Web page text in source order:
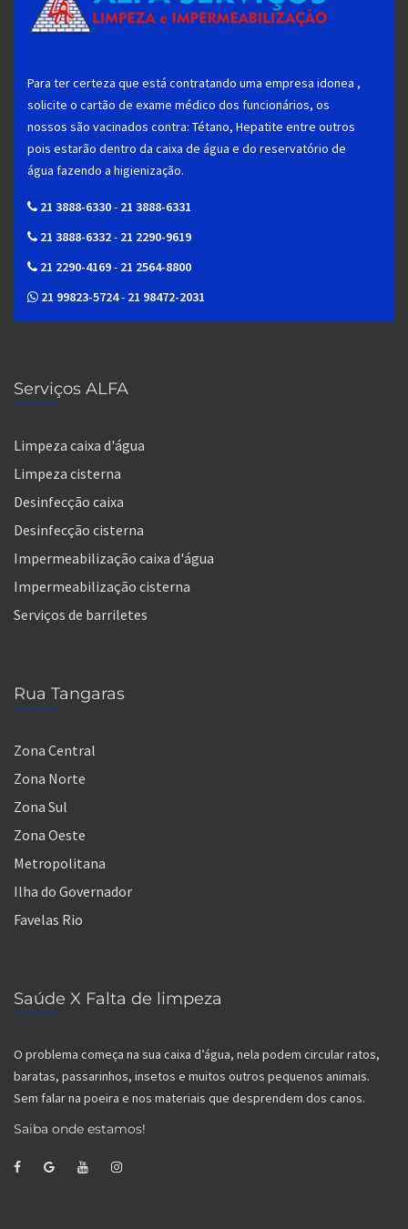
Para ter certeza que está contratando uma empresa idonea ,
solicite o cartão de exame médico dos funcionários, os
nossos são vacinados contra: Tétano, Hepatite entre outros
pois estarão dentro da caixa de água e do reservatório de
água fazendo a higienização.
21 3888-6330- 21 3888-6331
21 3888-6332- 21 2290-9619
21 2290-4169- 21 2564-8800
21 99823-5724- 21 98472-2031
Serviços ALFA
Limpeza caixa d'água
Limpeza cisterna
Desinfecção caixa
Desinfecção cisterna
Impermeabilização caixa d'água
Impermeabilização cisterna
Serviços de barriletes
Rua Tangaras
Zona Central
Zona Norte
Zona Sul
Zona Oeste
Metropolitana
Ilha do Governador
Favelas Rio
Saúde X Falta de limpeza
O problema começa na sua caixa d’água, nela podem circular ratos,
baratas, passarinhos, insetos e muitos outros pequenos animais.
Sem falar na poeira e nos materiais que desprendem dos canos.
Saiba onde estamos!